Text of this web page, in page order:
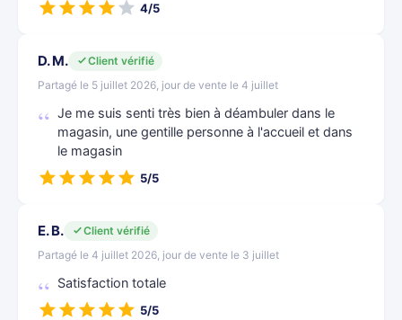
4/5
D. M.
Client vérifié
Partagé le 5 juillet 2026, jour de vente le 4 juillet
Je me suis senti très bien à déambuler dans le
magasin, une gentille personne à l'accueil et dans
le magasin
5/5
E. B.
Client vérifié
Partagé le 4 juillet 2026, jour de vente le 3 juillet
Satisfaction totale
5/5